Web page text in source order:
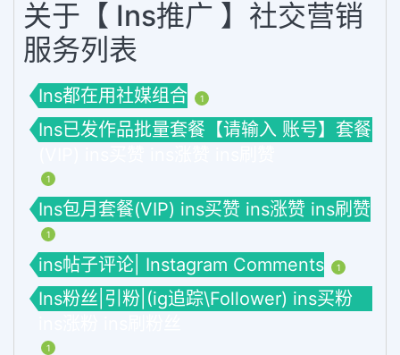
关于【 Ins推广 】社交营销
服务列表
Ins都在用社媒组合 1
Ins已发作品批量套餐【请输入 账号】套餐
1
Ins包月套餐(VIP) ins买赞 ins涨赞 ins刷赞
1
ins帖子评论| Instagram Comments 1
Ins粉丝|引粉|(ig追踪\Follower) ins买粉
1